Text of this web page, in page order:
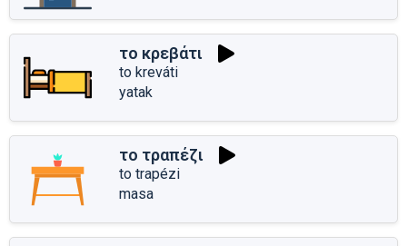
το κρεβάτι
to kreváti
yatak
το τραπέζι
to trapézi
masa